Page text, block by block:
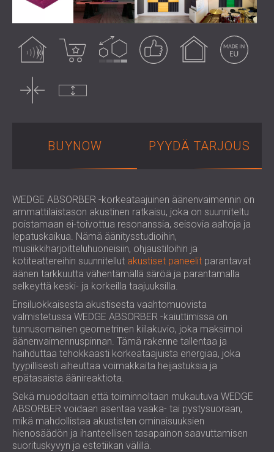
LIIKETILOIHIN
OPETUSTILOJEN ÄÄNIERISTYS JA
AKUSTIIKKA
TERVEYDENHUOLLON ÄÄNIERISTYS JA
ÄÄNIERISTYS- JA AKUSTISET RATKAISUT
AUDIOLOGIAN ALALLE
ROMÂNIA (RO)
POLAND (PL)
РОССИЯ (RU)
USA (US)
BUYNOW PYYDÄ TARJOUS
WEDGE ABSORBER -korkeataajuinen äänenvaimennin on
ammattilaistason akustinen ratkaisu, joka on suunniteltu
poistamaan ei-toivottua resonanssia, seisovia aaltoja ja
lepatuskaikua. Nämä äänitysstudioihin,
musiikkiharjoitteluhuoneisiin, ohjaustiloihin ja
kotiteattereihin suunnitellut akustiset paneelit parantavat
äänen tarkkuutta vähentämällä säröä ja parantamalla
selkeyttä keski- ja korkeilla taajuuksilla.
Ensiluokkaisesta akustisesta vaahtomuovista
valmistetussa WEDGE ABSORBER -kaiuttimissa on
tunnusomainen geometrinen kiilakuvio, joka maksimoi
äänenvaimennuspinnan. Tämä rakenne tallentaa ja
haihduttaa tehokkaasti korkeataajuista energiaa, joka
tyypillisesti aiheuttaa voimakkaita heijastuksia ja
epätasaista äänireaktiota.
Sekä muodoltaan että toiminnoltaan mukautuva WEDGE
ABSORBER voidaan asentaa vaaka- tai pystysuoraan,
mikä mahdollistaa akustisten ominaisuuksien
hienosäädön ja ihanteellisen tasapainon saavuttamisen
suorituskyvyn ja estetiikan välillä.